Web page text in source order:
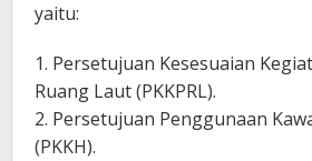
yaitu:
1. Persetujuan Kesesuaian
Ruang Laut (PKKPRL).
2. Persetujuan Penggunaan
(PKKH).